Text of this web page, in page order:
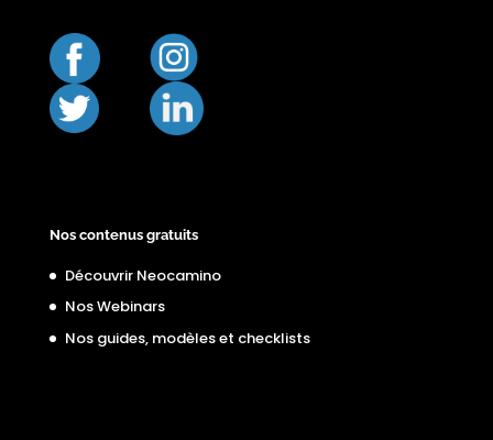
Nos contenus gratuits
Découvrir Neocamino
Nos Webinars
Nos guides, modèles et checklists